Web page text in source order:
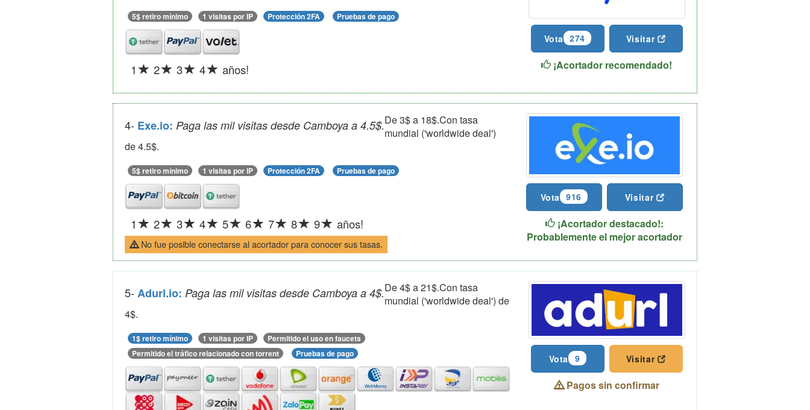
Vota 274 Visitar
¡Acortador recomendado!
5$ retiro mínimo 1 visitas por IP Protección 2FA Pruebas de pago
1 2 3 4 años!
4- Exe.io:Paga las mil visitas desde Camboya a 4.5$.
Vota 916 Visitar
¡Acortador destacado!:
Probablemente el mejor acortador
De 3$ a 18$.Con tasa
mundial ('worldwide deal')
de 4.5$.
5$ retiro mínimo 1 visitas por IP Protección 2FA Pruebas de pago
1 2 3 4 5 6 7 8 9 años!
No fue posible conectarse al acortador para conocer sus tasas.
5-Adurl.io:Paga las mil visitas desde Camboya a 4$.
Vota 9 Visitar
Pagos sin confirmar
De 4$ a 21$.Con tasa
mundial ('worldwide deal') de
4$.
1$ retiro mínimo 1 visitas por IP
Permitido el uso en faucets
Permitido el tráfico relacionado con torrent
Pruebas de pago